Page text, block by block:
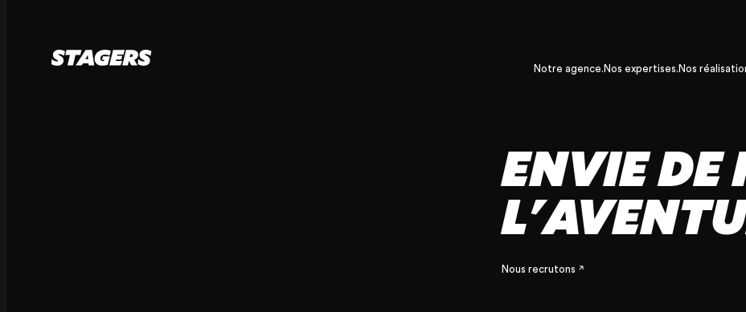
Notre agence. Nos expertises. Nos
ENVIE DE
Nous recrutons